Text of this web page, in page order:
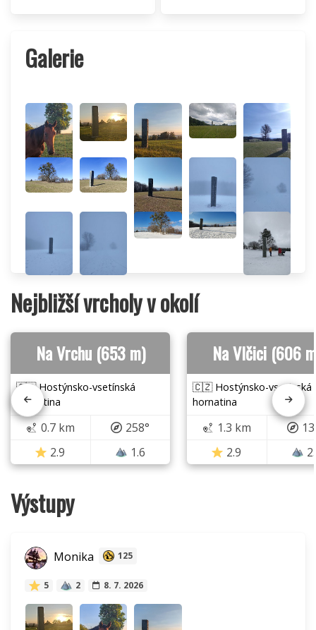
Galerie
Nejbližší vrcholy v okolí
Na Vrchu (653 m)
🇨🇿 Hostýnsko-vsetínská
hornatina
0.7 km
258°
2.9
1.6
Na Vlčici (606
🇨🇿 Hostýnsko-vsetínská
hornatina
1.3 km
2.9
Výstupy
Monika 125
5 2 8. 7. 2026